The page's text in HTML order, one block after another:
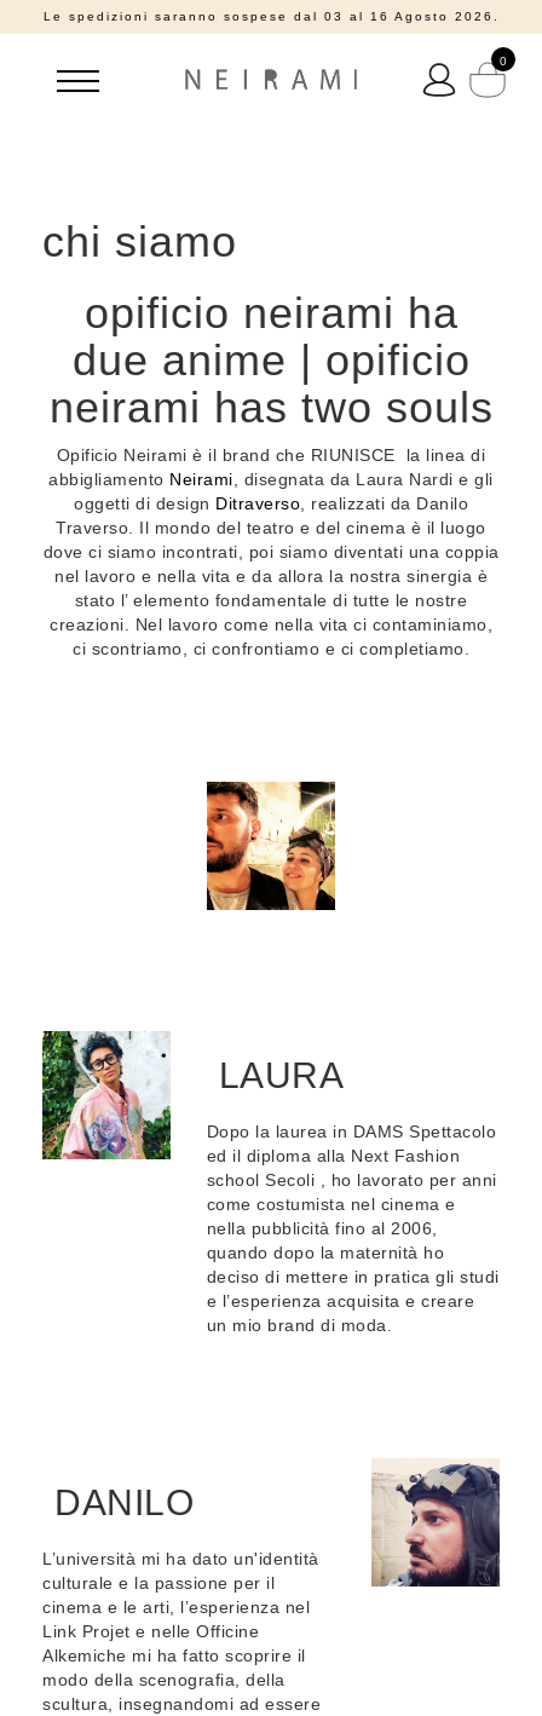
Le spedizioni saranno sospese dal 03 al 16 Agosto 2026.
0
chi siamo
opificio neirami ha
due anime | opificio
neirami has two souls
Opificio Neirami è il brand che RIUNISCE la linea di
abbigliamento Neirami , disegnata da Laura Nardi e gli
oggetti di design Ditraverso , realizzati da Danilo
Traverso. Il mondo del teatro e del cinema è il luogo
dove ci siamo incontrati, poi siamo diventati una coppia
nel lavoro e nella vita e da allora la nostra sinergia è
stato l’ elemento fondamentale di tutte le nostre
creazioni. Nel lavoro come nella vita ci contaminiamo,
ci scontriamo, ci confrontiamo e ci completiamo.
LAURA
Dopo la laurea in DAMS Spettacolo
ed il diploma alla Next Fashion
school Secoli , ho lavorato per anni
come costumista nel cinema e
nella pubblicità fino al 2006,
quando dopo la maternità ho
deciso di mettere in pratica gli studi
e l’esperienza acquisita e creare
un mio brand di moda.
DANILO
L’università mi ha dato un'identità
culturale e la passione per il
cinema e le arti, l’esperienza nel
Link Projet e nelle Officine
Alkemiche mi ha fatto scoprire il
modo della scenografia, della
scultura, insegnandomi ad essere